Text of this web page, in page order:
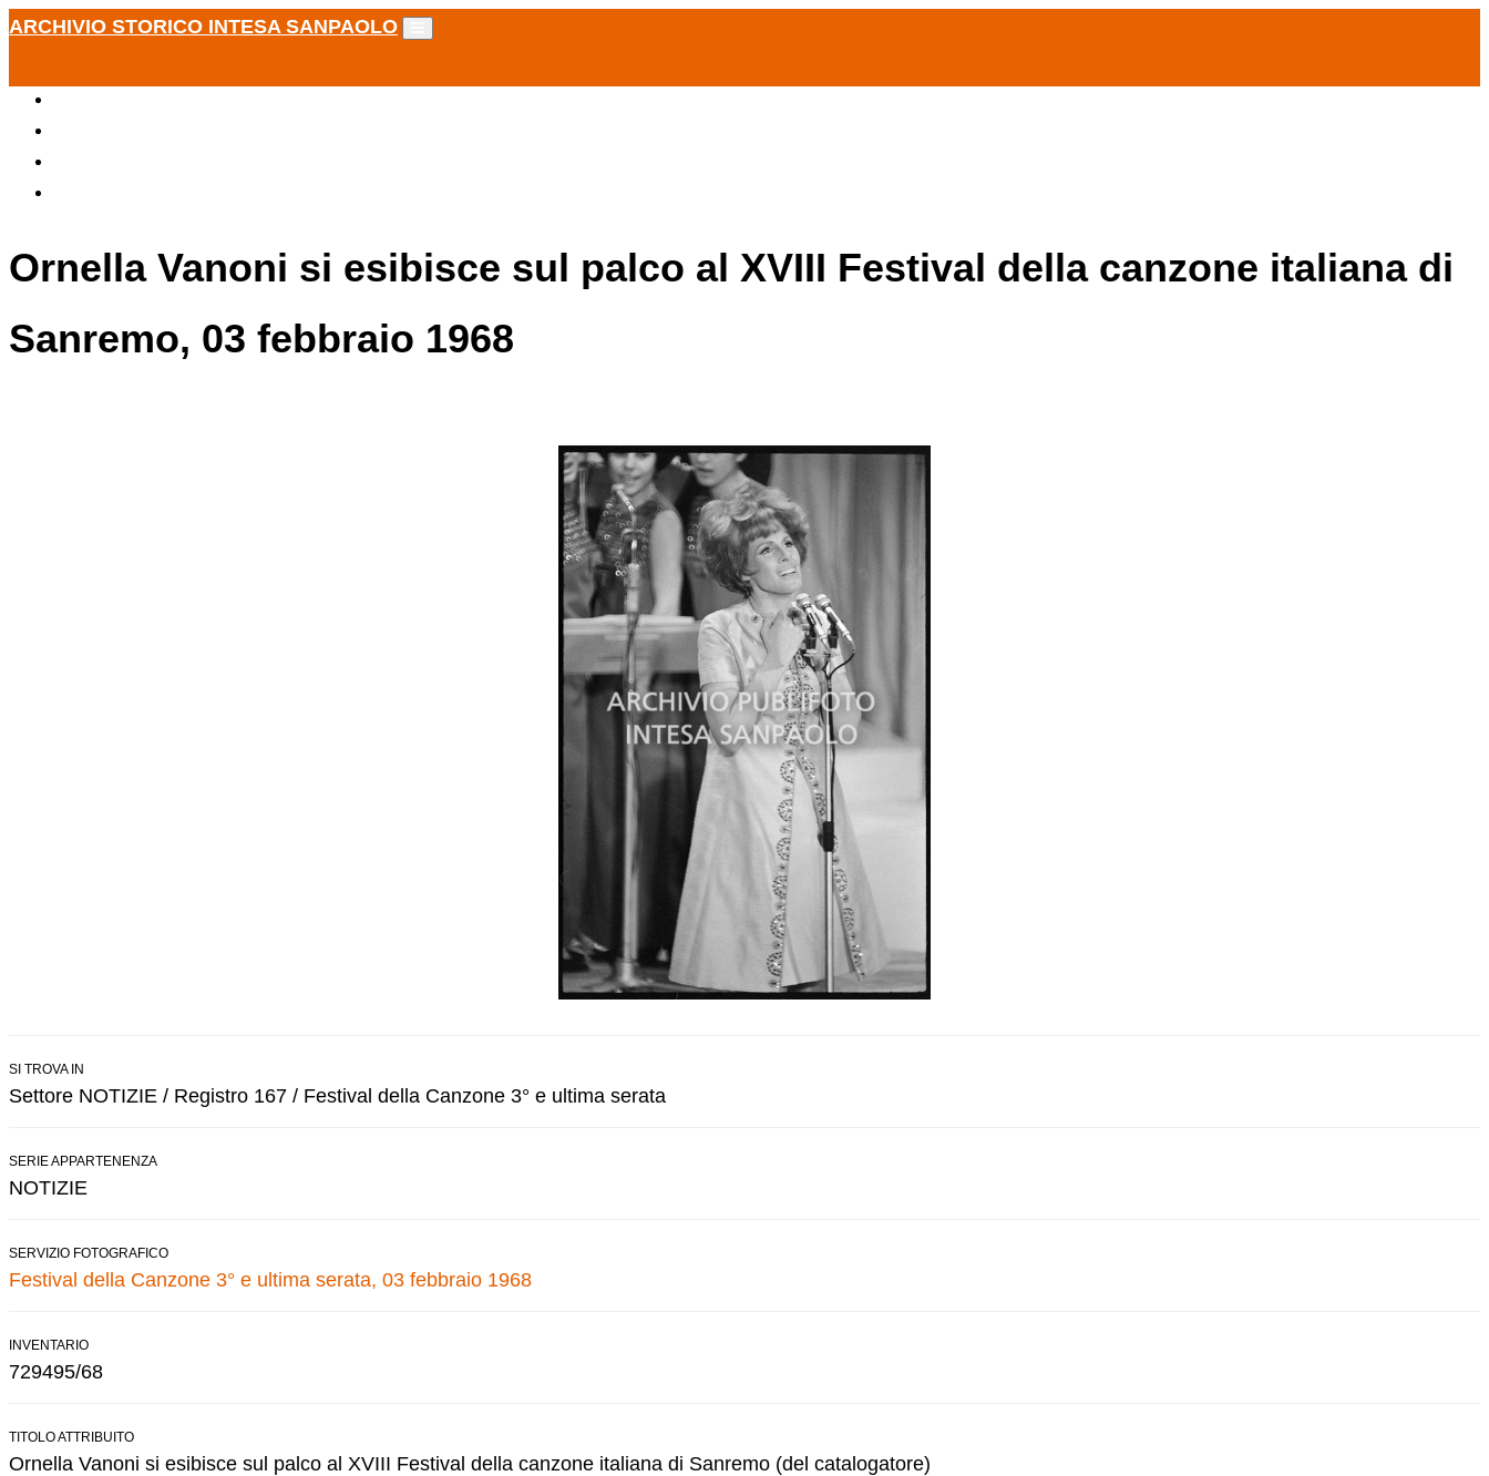
ARCHIVIO STORICO INTESA SANPAOLO
Ornella Vanoni si esibisce sul palco al XVIII Festival della canzone italiana di
Sanremo, 03 febbraio 1968
SI TROVA IN
Settore NOTIZIE / Registro 167 / Festival della Canzone 3° e ultima serata
SERIE APPARTENENZA
NOTIZIE
SERVIZIO FOTOGRAFICO
Festival della Canzone 3° e ultima serata, 03 febbraio 1968
INVENTARIO
729495/68
TITOLO ATTRIBUITO
Ornella Vanoni si esibisce sul palco al XVIII Festival della canzone italiana di Sanremo (del catalogatore)